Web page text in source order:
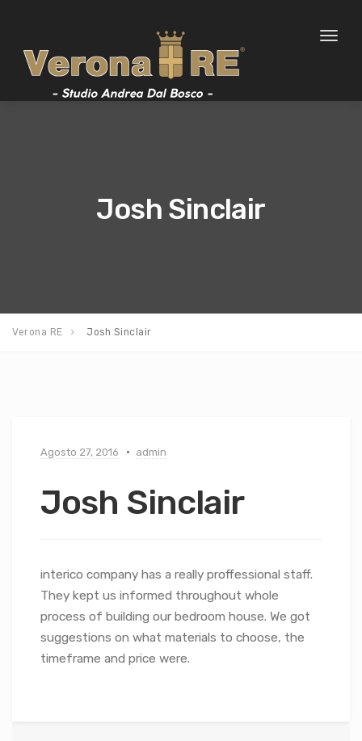
Toggle
Josh Sinclair
Verona RE Josh Sinclair
Agosto 27, 2016 admin
Josh Sinclair
interico company has a really proffessional staff.
They kept us informed throughout whole
process of building our bedroom house. We got
suggestions on what materials to choose, the
timeframe and price were.